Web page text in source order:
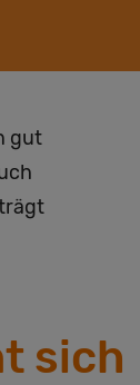
gut
sich